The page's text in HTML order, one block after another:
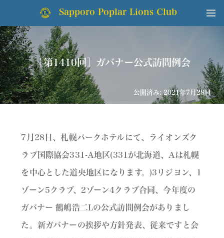
Sapporo Poplar Lions Club
［第1410回］ガバナー公式訪問例会
公開済み: 2021年7月28日
7月28日、札幌パークホテルにて、ライオンズク
ラブ国際協会331-A地区(331が北海道、Aは札幌
を中心とした道央地区になります。)3リジヨン、1
ゾーン5クラブ、2ゾーン4クラブ合同、今年度の
ガバナー 鶴嶋浩二Lの公式訪問例会がありまし
た。新ガバナーの挨拶や方針発表、従来ですと会